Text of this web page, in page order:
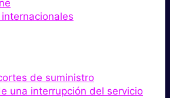
de suministro
una interrupción del servicio